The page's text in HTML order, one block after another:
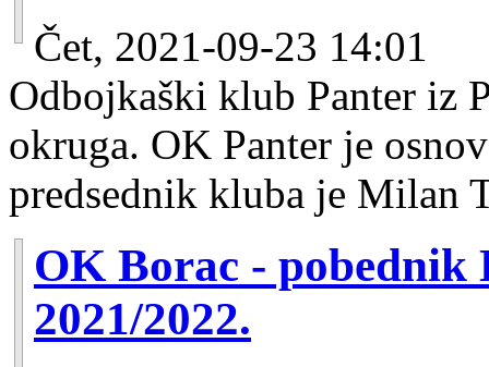
Čet, 2021-09-23 14:01
Odbojkaški klub Panter iz
okruga. OK Panter je
predsednik kluba je Milan
OK Borac - pobednik
2021/2022.